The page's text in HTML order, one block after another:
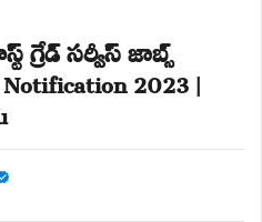
గ్రేడ్ సర్వీస్ జాబ్స్
2023 |